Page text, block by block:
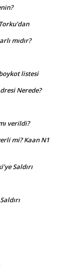
mıdır?
listesi
Nerede?
verildi?
mi? Kaan N1
Saldırı